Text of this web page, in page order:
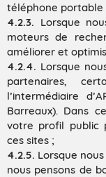
téléphone portable
4.2.3. Lorsque
moteurs de
améliorer et
4.2.4. Lorsque
partenaires,
l’intermédiaire
Barreaux). Dans
votre profil public
ces sites ;
4.2.5. Lorsque
nous pensons de